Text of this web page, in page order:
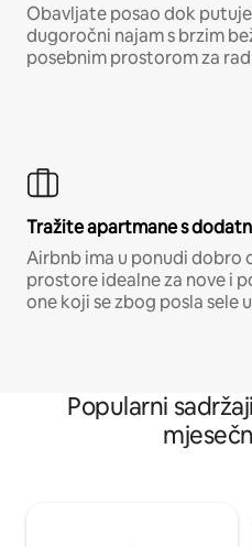
Obavljate posao dok
dugoročni najam s brzim
posebnim prostorom za
Tražite apartmane s
Airbnb ima u ponudi dobro
prostore idealne za nove i
one koji se zbog posla sele
Popularni